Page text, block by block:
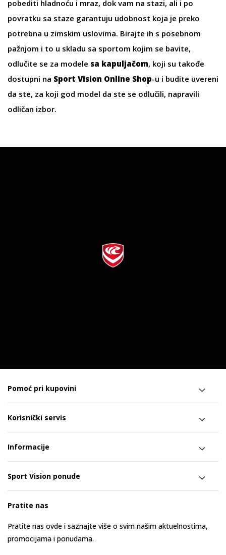
pobediti hladnoću i mraz, dok vam na stazi, ali i po
povratku sa staze garantuju udobnost koja je preko
potrebna u zimskim uslovima. Birajte ih s posebnom
pažnjom i to u skladu sa sportom kojim se bavite,
odlučite se za modele sa kapuljačom, koji su takođe
dostupni na Sport Vision Online Shop-u i budite uvereni
da ste, za koji god model da ste se odlučili, napravili
odličan izbor.
Pomoć pri kupovini
Korisnički servis
Informacije
Sport Vision ponude
Pratite nas
Pratite nas ovde i saznajte više o svim našim aktuelnostima,
promocijama i ponudama.